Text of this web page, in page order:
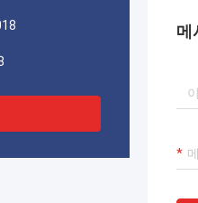
메